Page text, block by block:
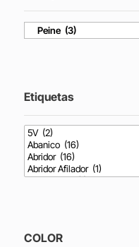
Etiquetas
COLOR